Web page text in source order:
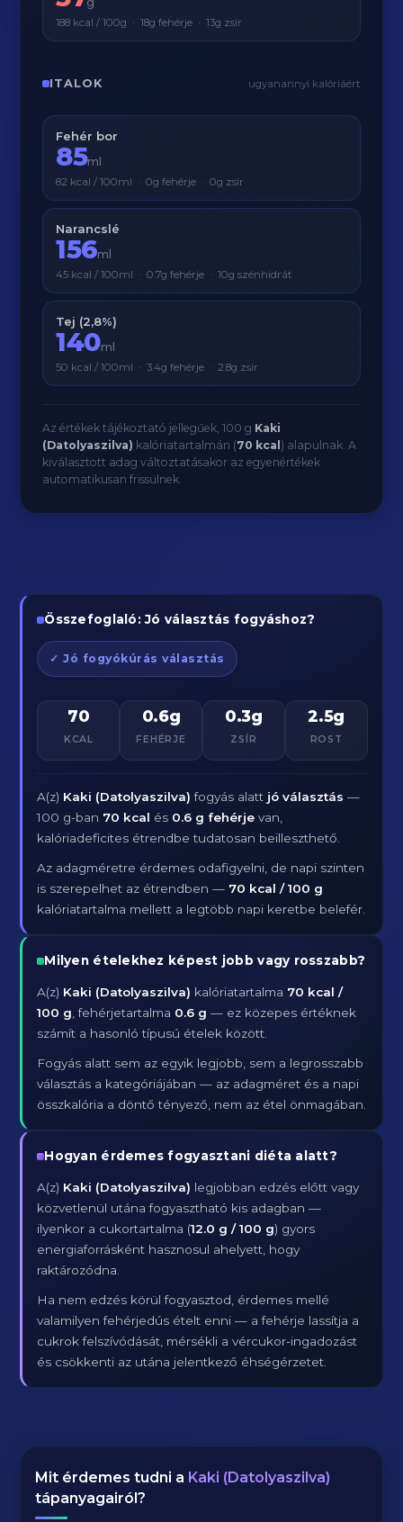
188 kcal / 100g · 18g fehérje · 13g zsír
ITALOK ugyanannyi kalóriáért
Fehér bor
85ml
82 kcal / 100ml · 0g fehérje · 0g zsír
Narancslé
156ml
45 kcal / 100ml · 0.7g fehérje · 10g szénhidrát
Tej (2,8%)
140ml
50 kcal / 100ml · 3.4g fehérje · 2.8g zsír
Az értékek tájékoztató jellegűek, 100 g Kaki
(Datolyaszilva) kalóriatartalmán (70 kcal ) alapulnak. A
kiválasztott adag változtatásakor az egyenértékek
automatikusan frissülnek.
Összefoglaló: Jó választás fogyáshoz?
✓ Jó fogyókúrás választás
70
KCAL
0.6g
FEHÉRJE
0.3g
ZSÍR
2.5g
ROST
A(z) Kaki (Datolyaszilva) fogyás alatt jó választás —
100 g-ban 70 kcal és 0.6 g fehérje van,
kalóriadeficites étrendbe tudatosan beilleszthető.
Az adagméretre érdemes odafigyelni, de napi szinten
is szerepelhet az étrendben — 70 kcal / 100 g
kalóriatartalma mellett a legtöbb napi keretbe belefér.
Milyen ételekhez képest jobb vagy rosszabb?
A(z) Kaki (Datolyaszilva) kalóriatartalma 70 kcal /
100 g , fehérjetartalma 0.6 g — ez közepes értéknek
számít a hasonló típusú ételek között.
Fogyás alatt sem az egyik legjobb, sem a legrosszabb
választás a kategóriájában — az adagméret és a napi
összkalória a döntő tényező, nem az étel önmagában.
Hogyan érdemes fogyasztani diéta alatt?
A(z) Kaki (Datolyaszilva) legjobban edzés előtt vagy
közvetlenül utána fogyasztható kis adagban —
ilyenkor a cukortartalma (12.0 g / 100 g) gyors
energiaforrásként hasznosul ahelyett, hogy
raktározódna.
Ha nem edzés körül fogyasztod, érdemes mellé
valamilyen fehérjedús ételt enni — a fehérje lassítja a
cukrok felszívódását, mérsékli a vércukor-ingadozást
és csökkenti az utána jelentkező éhségérzetet.
Mit érdemes tudni a Kaki (Datolyaszilva)
tápanyagairól?